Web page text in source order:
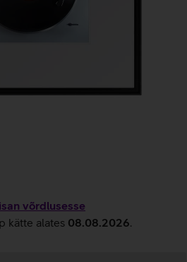
võrdlusesse
kätte alates 08.08.2026